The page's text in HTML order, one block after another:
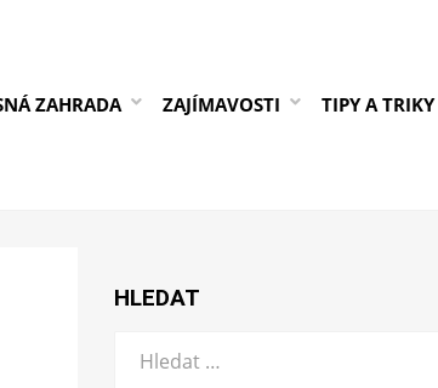
ZAHRADA ZAJÍMAVOSTI TIPY A TRIKY
HLEDAT
Vyhledat: